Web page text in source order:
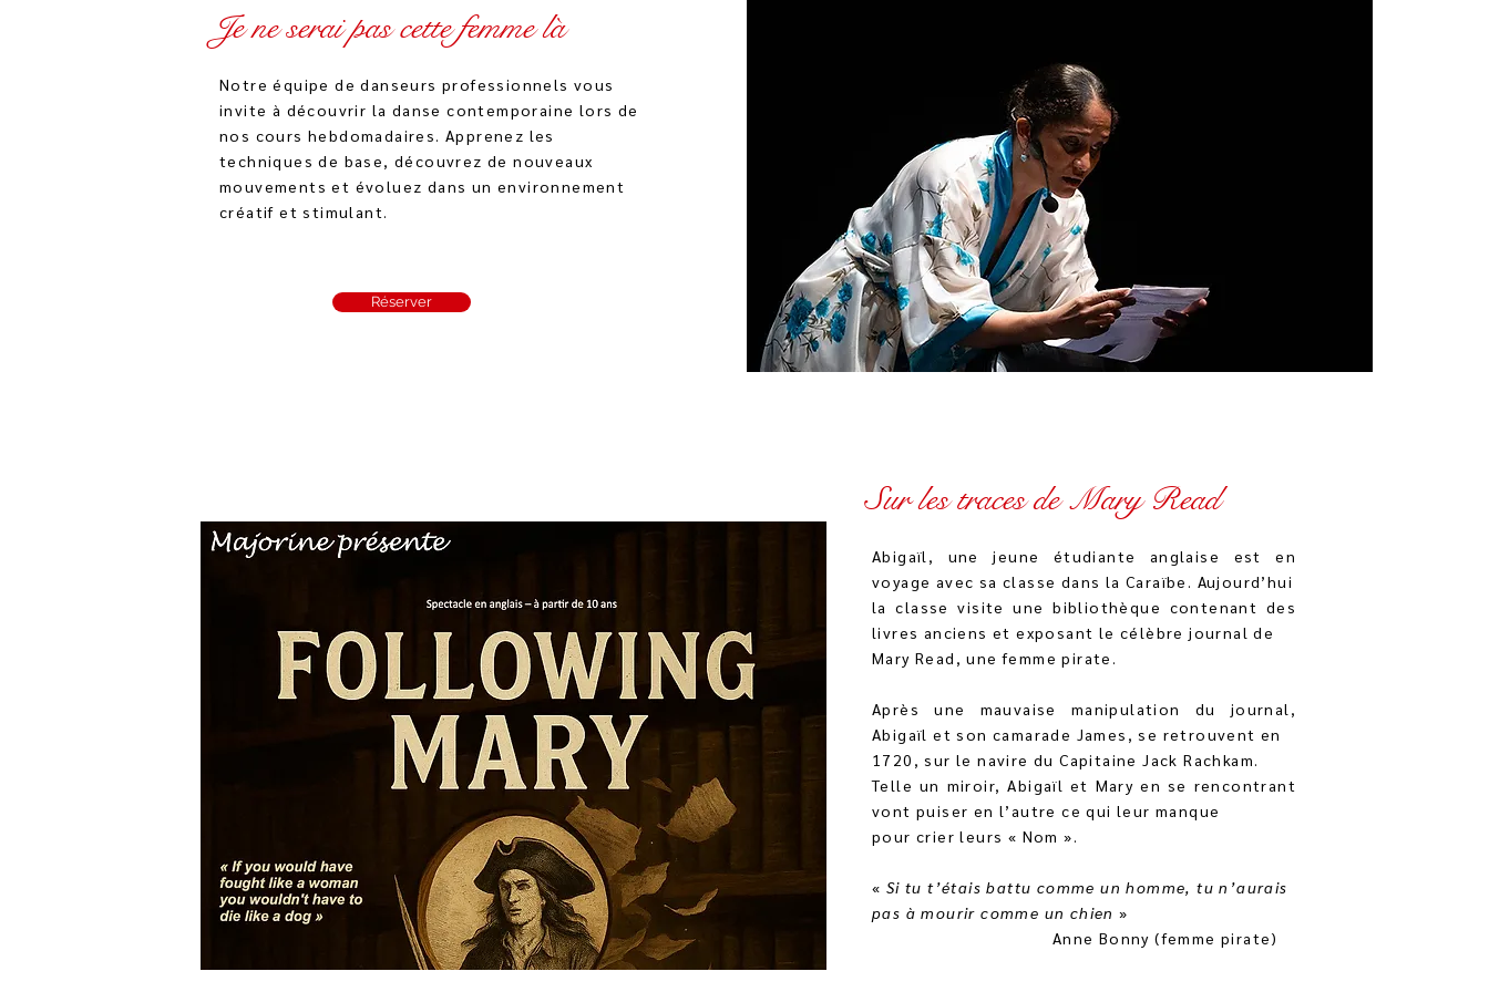
Je ne serai pas cette femme là
Notre équipe de danseurs professionnels vous
invite à découvrir la danse contemporaine lors de
nos cours hebdomadaires. Apprenez les
techniques de base, découvrez de nouveaux
mouvements et évoluez dans un environnement
créatif et stimulant.
Réserver
Sur les traces de Mary Read
Abigaïl, une jeune étudiante anglaise est en
voyage avec sa classe dans la Caraïbe. Aujourd’hui
la classe visite une bibliothèque contenant des
livres anciens et exposant le célèbre journal de
Mary Read, une femme pirate.
Après une mauvaise manipulation du journal,
Abigaïl et son camarade James, se retrouvent en
1720, sur le navire du Capitaine Jack Rachkam.
Telle un miroir, Abigaïl et Mary en se rencontrant
vont puiser en l’autre ce qui leur manque
pour crier leurs « Nom ».
« Si tu t’étais battu comme un homme, tu n’aurais
pas à mourir comme un chien »
Anne Bonny (femme pirate)